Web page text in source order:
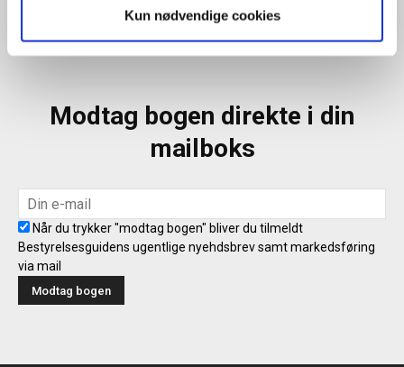
Kun nødvendige cookies
Modtag bogen direkte i din
mailboks
Når du trykker "modtag bogen" bliver du tilmeldt
Bestyrelsesguidens ugentlige nyehdsbrev samt markedsføring
via mail